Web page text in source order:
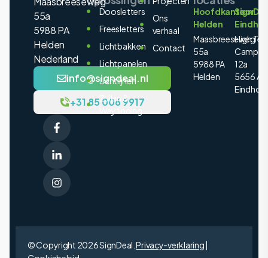
55a
5988 PA
Helden
Nederland
info@signdeal.nl
+31 85 006 9917
Doosletters
Freesletters
Lichtbakken
Lichtpanelen
Lichtlijnen
Zuilen &
Ons
verhaal
Contact
Hoofdkantoor
Helden
Maasbreeseweg
55a
5988 PA
Helden
High
Campus
12a
5656 AE
© Copyright 2026 SignDeal.Privacy-verklaring|